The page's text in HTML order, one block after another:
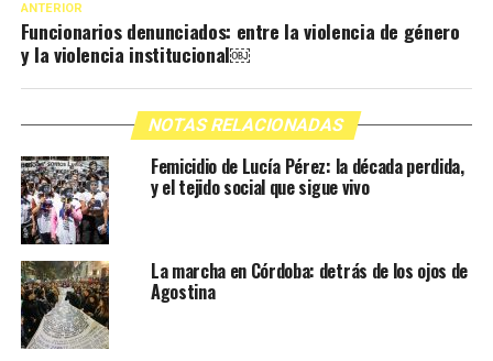
ANTERIOR
Funcionarios denunciados: entre la violencia de género
y la violencia institucional￼
NOTAS RELACIONADAS
Femicidio de Lucía Pérez: la década perdida,
y el tejido social que sigue vivo
La marcha en Córdoba: detrás de los ojos de
Agostina